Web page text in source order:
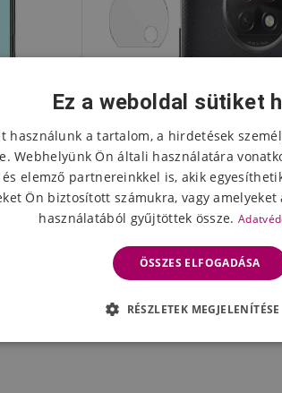
IMK védőüveg a Xiaomi
Note 9T 5G kamera
lencséjéhez - 2db
3084 FtKészleten
Ez a weboldal sütiket
használunk a tartalom, a hirdetések
Webhelyünk Ön általi használatára
elemző partnereinkkel is, akik
Ön biztosított számukra, vagy
használatából gyűjtöttek össze.
ÖSSZES ELFOGADÁSA
RÉSZLETEK MEGJELENÍTÉSE